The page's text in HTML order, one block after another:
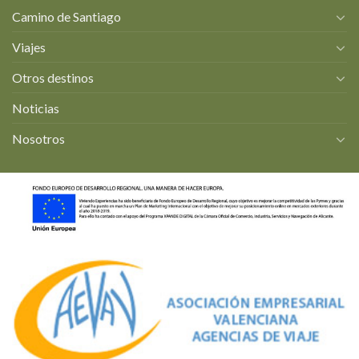
Camino de Santiago
Viajes
Otros destinos
Noticias
Nosotros